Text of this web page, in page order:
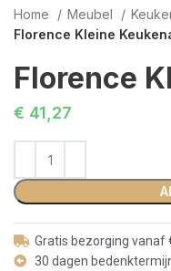
Home Meubel
Florence Kleine
€ 41,27
Gratis bezorging vanaf
30 dagen